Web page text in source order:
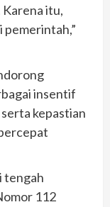
itu,
insentif
kepastian
tengah
112